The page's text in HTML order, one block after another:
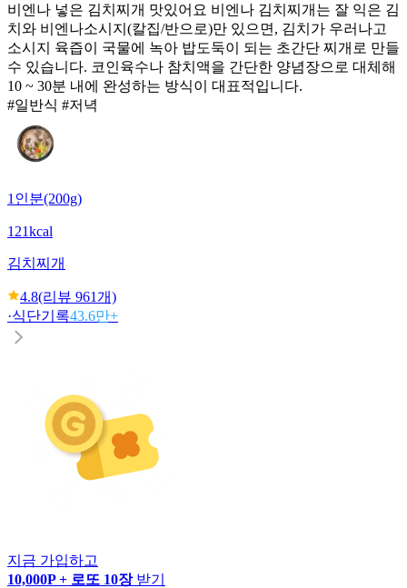
비엔나 넣은 김치찌개 맛있어요 비엔나 김치찌개는 잘 익은 김
치와 비엔나소시지(칼집/반으로)만 있으면, 김치가 우러나고
소시지 육즙이 국물에 녹아 밥도둑이 되는 초간단 찌개로 만들
수 있습니다. 코인육수나 참치액을 간단한 양념장으로 대체해
10 ~ 30분 내에 완성하는 방식이 대표적입니다.
#일반식 #저녁
1인분(200g)
121kcal
김치찌개
4.8(리뷰 961개)
·식단기록43.6만+
지금 가입하고
10,000P + 로또 10장 받기